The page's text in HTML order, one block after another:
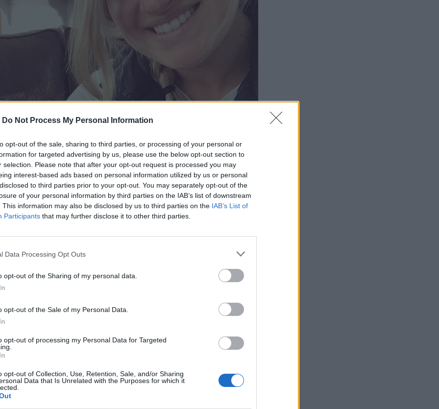
Do Not Process My Personal Information
opt-out of the sale, sharing to third parties, or processing of your personal or
for targeted advertising by us, please use the below opt-out section to
selection. Please note that after your opt-out request is processed you may
interest-based ads based on personal information utilized by us or personal
to third parties prior to your opt-out. You may separately opt-out of the
of your personal information by third parties on the IAB’s list of downstream
This information may also be disclosed by us to third parties on the IAB’s List of
Participants that may further disclose it to other third parties.
Data Processing Opt Outs
opt-out of the Sharing of my personal data.
opt-out of the Sale of my Personal Data.
opt-out of processing my Personal Data for Targeted
opt-out of Collection, Use, Retention, Sale, and/or Sharing
Data that Is Unrelated with the Purposes for which it